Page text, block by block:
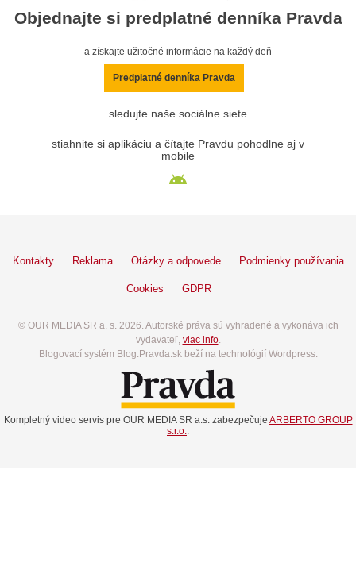
Objednajte si predplatné denníka Pravda
a získajte užitočné informácie na každý deň
Predplatné denníka Pravda
sledujte naše sociálne siete
stiahnite si aplikáciu a čítajte Pravdu pohodlne aj v
mobile
Kontakty Reklama Otázky a odpovede Podmienky používania
Cookies GDPR
© OUR MEDIA SR a. s. 2026. Autorské práva sú vyhradené a vykonáva ich
vydavateľ, viac info.
Blogovací systém Blog.Pravda.sk beží na technológií Wordpress.
Kompletný video servis pre OUR MEDIA SR a.s. zabezpečuje ARBERTO GROUP
s.r.o..